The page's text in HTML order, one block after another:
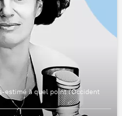
estimé à quel point l'Occident